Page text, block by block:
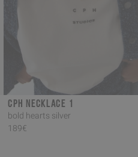
CPH NECKLACE 1
bold hearts silver
189€